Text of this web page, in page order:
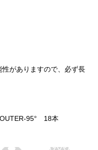
がありますので、必ず長
95° 18本